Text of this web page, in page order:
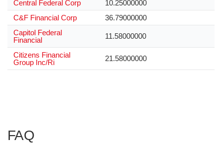
Central Federal Corp
10.25000000
C&F Financial Corp
36.79000000
Capitol Federal
Financial
11.58000000
Citizens Financial
Group Inc/Ri
21.58000000
FAQ